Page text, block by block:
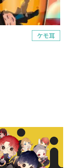
ケモ耳